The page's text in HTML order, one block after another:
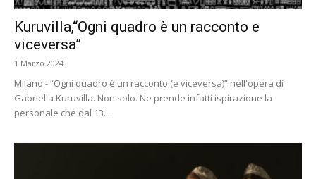
Kuruvilla,“Ogni quadro è un racconto e
viceversa”
1 Marzo 2024
Milano - “Ogni quadro è un racconto (e viceversa)” nell'opera di
Gabriella Kuruvilla. Non solo. Ne prende infatti ispirazione la
personale che dal 13...